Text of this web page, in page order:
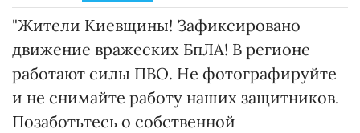
"Жители Киевщины! Зафиксировано
движение вражеских БпЛА! В регионе
работают силы ПВО. Не фотографируйте
и не снимайте работу наших защитников.
Позаботьтесь о собственной